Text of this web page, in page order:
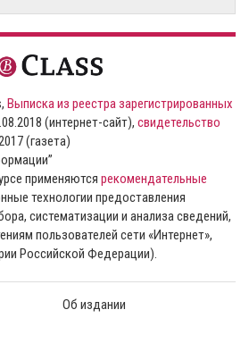
Выписка из реестра зарегистрированных
(интернет-сайт), свидетельство
(газета)
применяются рекомендательные
технологии предоставления
систематизации и анализа сведений,
пользователей сети «Интернет»,
Российской Федерации).
Об издании